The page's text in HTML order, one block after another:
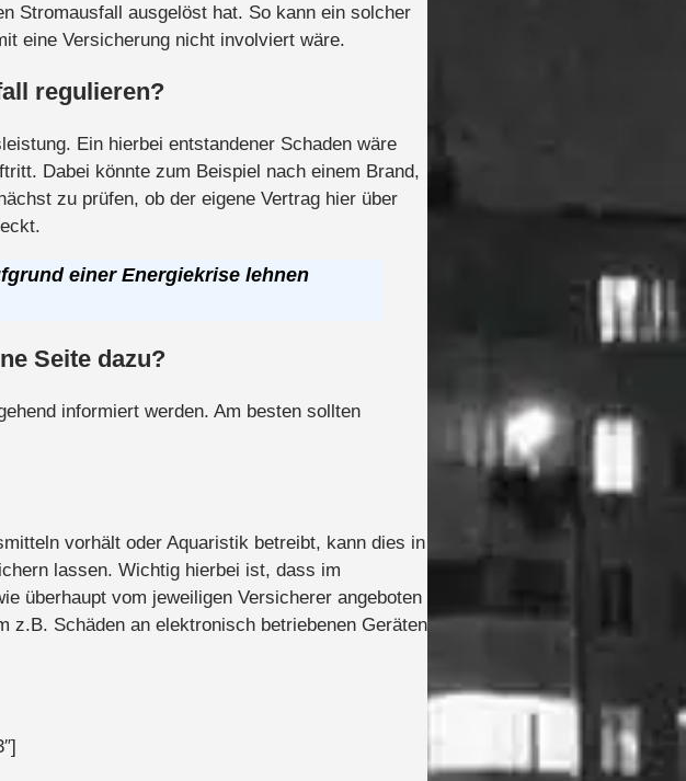
Stromausfall ausgelöst hat. So kann ein solcher
eine Versicherung nicht involviert wäre.
regulieren?
Ein hierbei entstandener Schaden wäre
Dabei könnte zum Beispiel nach einem Brand,
zu prüfen, ob der eigene Vertrag hier über
einer Energiekrise lehnen
Seite dazu?
informiert werden. Am besten sollten
vorhält oder Aquaristik betreibt, kann dies in
lassen. Wichtig hierbei ist, dass im
überhaupt vom jeweiligen Versicherer angeboten
z.B. Schäden an elektronisch betriebenen Geräten